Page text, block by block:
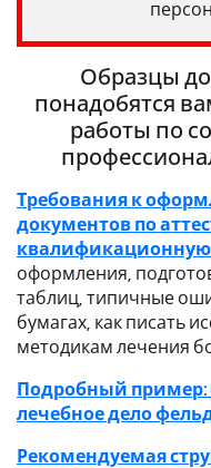
Образцы
понадобятся
работы по
Требования к
документов по
оформления,
таблиц, типичные
бумагах, как писать
методикам лечения
Подробный пример:
лечебное дело
Рекомендуемая